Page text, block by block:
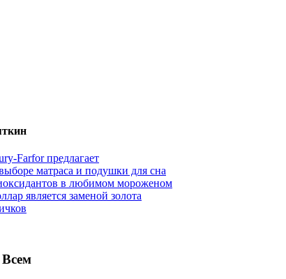
Farfor предлагает
матраса и подушки для сна
в любимом мороженом
является заменой золота